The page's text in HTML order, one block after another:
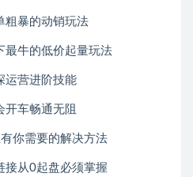
粗暴的动销玩法
最牛的低价起量玩法
运营进阶技能
开车畅通无阻
你需要的解决方法
接从0起盘必须掌握